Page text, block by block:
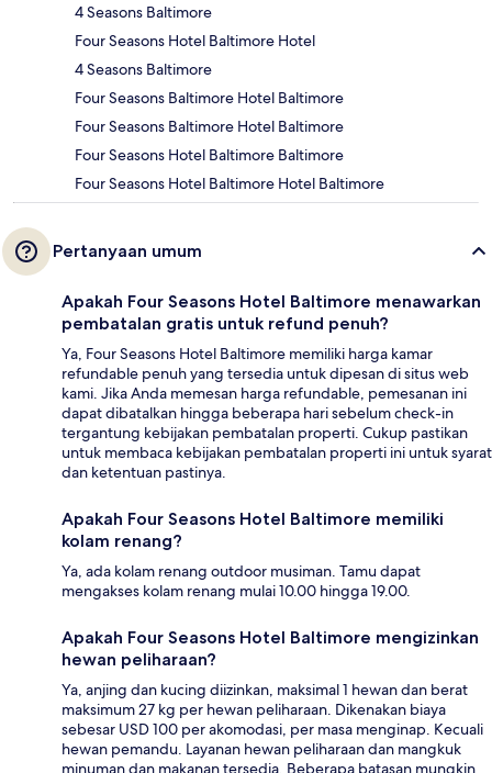
4 Seasons Baltimore
Four Seasons Hotel Baltimore Hotel
4 Seasons Baltimore
Four Seasons Baltimore Hotel Baltimore
Four Seasons Baltimore Hotel Baltimore
Four Seasons Hotel Baltimore Baltimore
Four Seasons Hotel Baltimore Hotel Baltimore
Pertanyaan umum
Apakah Four Seasons Hotel Baltimore menawarkan
pembatalan gratis untuk refund penuh?
Ya, Four Seasons Hotel Baltimore memiliki harga kamar
refundable penuh yang tersedia untuk dipesan di situs web
kami. Jika Anda memesan harga refundable, pemesanan ini
dapat dibatalkan hingga beberapa hari sebelum check-in
tergantung kebijakan pembatalan properti. Cukup pastikan
untuk membaca kebijakan pembatalan properti ini untuk syarat
dan ketentuan pastinya.
Apakah Four Seasons Hotel Baltimore memiliki
kolam renang?
Ya, ada kolam renang outdoor musiman. Tamu dapat
mengakses kolam renang mulai 10.00 hingga 19.00.
Apakah Four Seasons Hotel Baltimore mengizinkan
hewan peliharaan?
Ya, anjing dan kucing diizinkan, maksimal 1 hewan dan berat
maksimum 27 kg per hewan peliharaan. Dikenakan biaya
sebesar USD 100 per akomodasi, per masa menginap. Kecuali
hewan pemandu. Layanan hewan peliharaan dan mangkuk
minuman dan makanan tersedia. Beberapa batasan mungkin